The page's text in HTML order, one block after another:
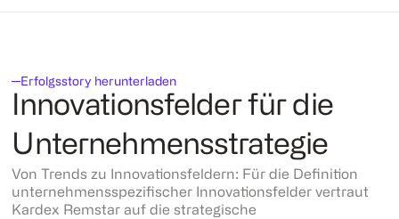
Erfolgsstory herunterladen
Innovationsfelder für die
Unternehmensstrategie
Von Trends zu Innovationsfeldern: Für die Definition
unternehmensspezifischer Innovationsfelder vertraut
Kardex Remstar auf die strategische